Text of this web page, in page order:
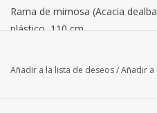
Rama de mimosa (Acacia
plástico, 110 cm
Añadir a la lista de deseos/Añadir